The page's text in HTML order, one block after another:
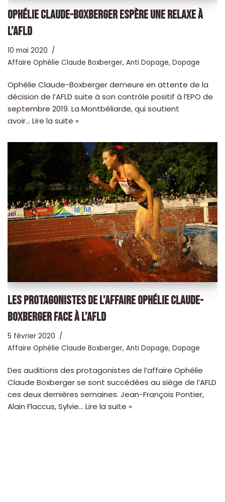
OPHÉLIE CLAUDE-BOXBERGER ESPÈRE UNE RELAXE À
L’AFLD
10 mai 2020
Affaire Ophélie Claude Boxberger, Anti Dopage, Dopage
Ophélie Claude-Boxberger demeure en attente de la
décision de l’AFLD suite à son contrôle positif à l’EPO de
septembre 2019. La Montbéliarde, qui soutient
avoir… Lire la suite »
LES PROTAGONISTES DE L’AFFAIRE OPHÉLIE CLAUDE-
BOXBERGER FACE À L’AFLD
5 février 2020
Affaire Ophélie Claude Boxberger, Anti Dopage, Dopage
Des auditions des protagonistes de l’affaire Ophélie
Claude Boxberger se sont succédées au siège de l’AFLD
ces deux dernières semaines. Jean-François Pontier,
Alain Flaccus, Sylvie… Lire la suite »